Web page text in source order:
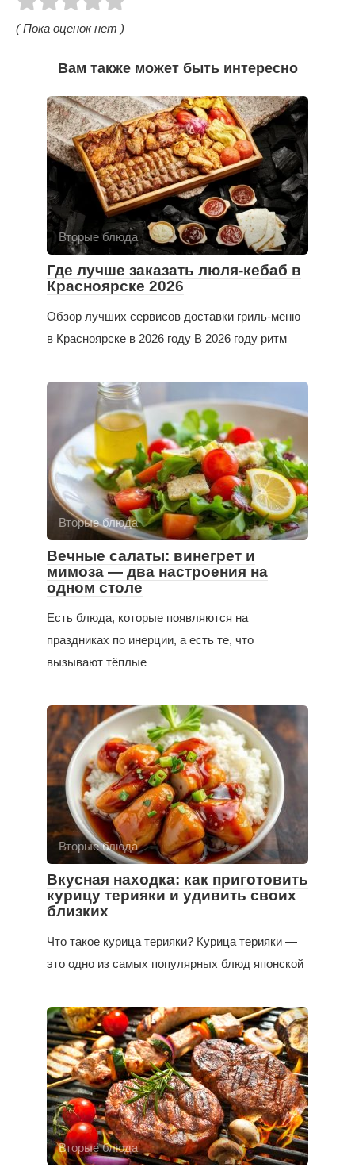
( Пока оценок нет )
Вам также может быть интересно
Вторые блюда
Где лучше заказать люля-кебаб в
Красноярске 2026
Обзор лучших сервисов доставки гриль-меню
в Красноярске в 2026 году В 2026 году ритм
Вторые блюда
Вечные салаты: винегрет и
мимоза — два настроения на
одном столе
Есть блюда, которые появляются на
праздниках по инерции, а есть те, что
вызывают тёплые
Вторые блюда
Вкусная находка: как приготовить
курицу терияки и удивить своих
близких
Что такое курица терияки? Курица терияки —
это одно из самых популярных блюд японской
Вторые блюда